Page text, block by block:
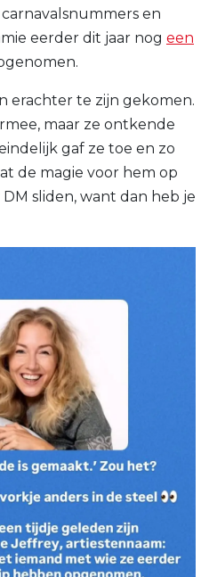
carnavalsnummers en
eerder dit jaar nog een
erachter te zijn gekomen.
maar ze ontkende
gaf ze toe en zo
de magie voor hem op
sliden, want dan heb je